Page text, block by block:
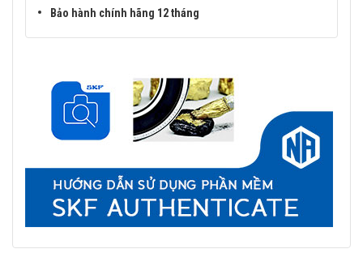
Bảo hành chính hãng 12 tháng